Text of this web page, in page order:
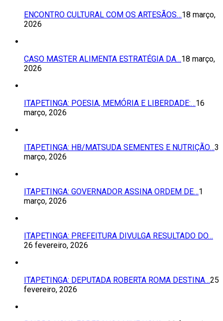
ENCONTRO CULTURAL COM OS ARTESÃOS…18 março,
2026
CASO MASTER ALIMENTA ESTRATÉGIA DA…18 março,
2026
ITAPETINGA: POESIA, MEMÓRIA E LIBERDADE:…16
março, 2026
ITAPETINGA: HB/MATSUDA SEMENTES E NUTRIÇÃO…3
março, 2026
ITAPETINGA: GOVERNADOR ASSINA ORDEM DE…1
março, 2026
ITAPETINGA: PREFEITURA DIVULGA RESULTADO DO…
26 fevereiro, 2026
ITAPETINGA: DEPUTADA ROBERTA ROMA DESTINA…25
fevereiro, 2026